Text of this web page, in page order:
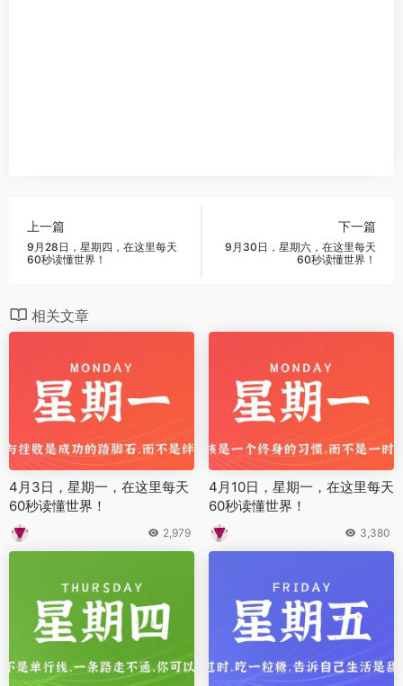
上一篇
9月28日，星期四，在这里每天
60秒读懂世界！
下一篇
9月30日，星期六，在这里每天
60秒读懂世界！
相关文章
4月3日，星期一，在这里每天
60秒读懂世界！
2,979
4月10日，星期一，在这里每天
60秒读懂世界！
3,380